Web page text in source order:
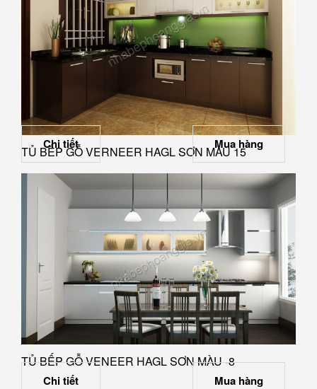
TỦ BẾP GỖ VERNEER HAGL SƠN MÀU 15
Chi tiết Mua hàng
TỦ BẾP GỖ VENEER HAGL SƠN MÀU -8
Chi tiết Mua hàng